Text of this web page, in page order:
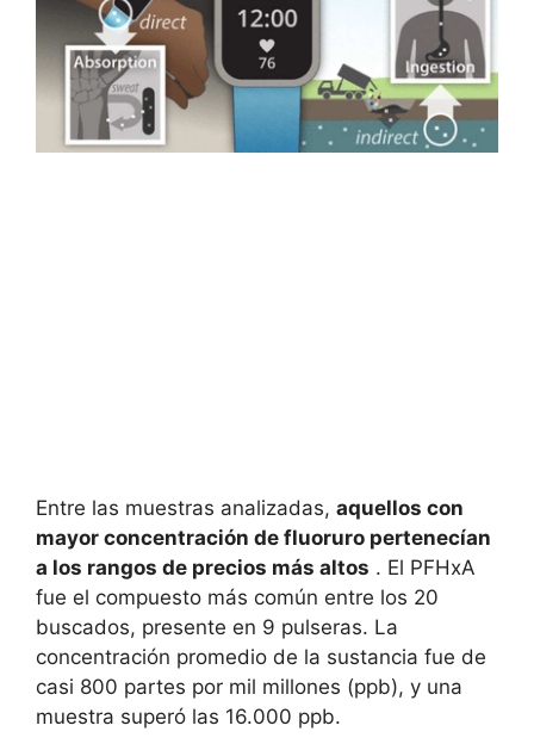
Entre las muestras analizadas, aquellos con
mayor concentración de fluoruro pertenecían
a los rangos de precios más altos . El PFHxA
fue el compuesto más común entre los 20
buscados, presente en 9 pulseras. La
concentración promedio de la sustancia fue de
casi 800 partes por mil millones (ppb), y una
muestra superó las 16.000 ppb.